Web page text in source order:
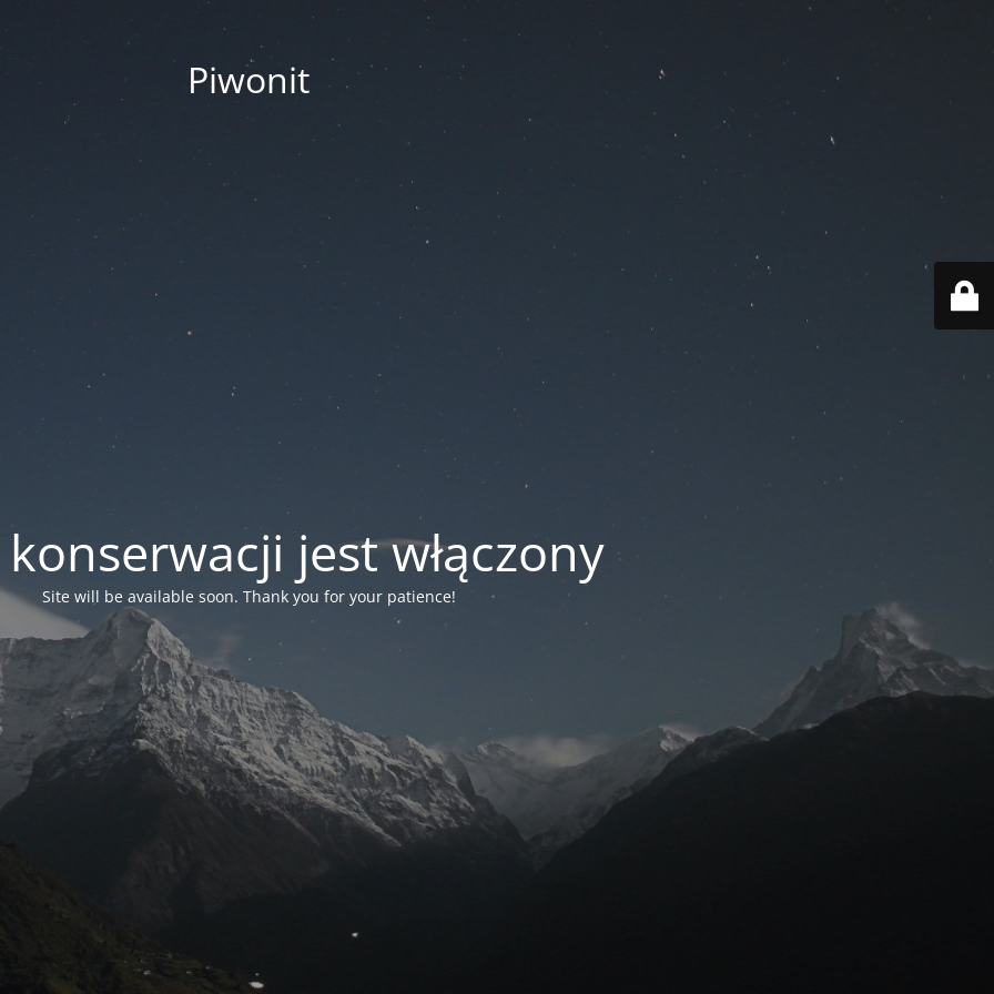
Piwonit
jest włączony
Site will be available soon. Thank you for your patience!